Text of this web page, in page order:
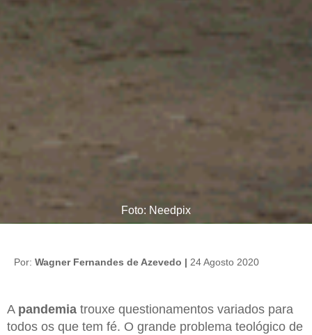
Foto: Needpix
Por: Wagner Fernandes de Azevedo | 24 Agosto 2020
A pandemia trouxe questionamentos variados para
todos os que tem fé. O grande problema teológico de